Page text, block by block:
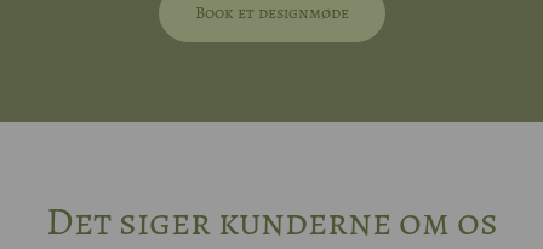
Book et designmøde
Det siger kunderne om os